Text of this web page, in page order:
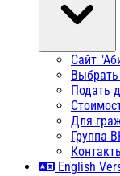
Сайт
Подать
Для
Группа
English